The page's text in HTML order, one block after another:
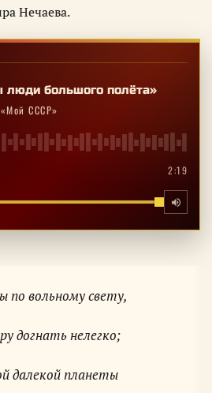
Нечаева.
люди большого полёта»
СССР»
2:19
вольному свету,
догнать нелегко;
далекой планеты